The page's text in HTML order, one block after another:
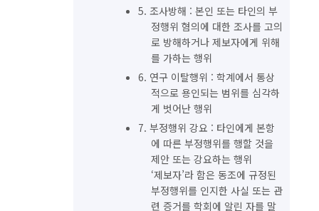
5. 조사방해 : 본인 또는 타인의 부
정행위 혐의에 대한 조사를 고의
로 방해하거나 제보자에게 위해
를 가하는 행위
6. 연구 이탈행위 : 학계에서 통상
적으로 용인되는 범위를 심각하
게 벗어난 행위
7. 부정행위 강요 : 타인에게 본항
에 따른 부정행위를 행할 것을
제안 또는 강요하는 행위
‘제보자’라 함은 동조에 규정된
부정행위를 인지한 사실 또는 관
련 증거를 학회에 알린 자를 말